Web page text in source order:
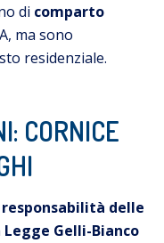
di comparto
ma sono
residenziale.
CORNICE
responsabilità delle
Legge Gelli-Bianco